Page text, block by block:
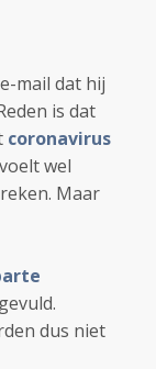
mail dat hij
is dat
coronavirus
wel
Maar
dus niet